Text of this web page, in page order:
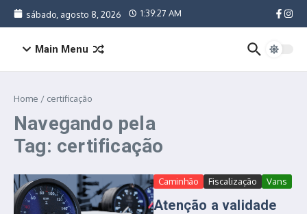
Ir para o conteúdo
sábado, agosto 8, 2026 1:39:27 AM
Main Menu
Home / certificação
Navegando pela
Tag: certificação
Caminhão Fiscalização Vans
Atenção a validade